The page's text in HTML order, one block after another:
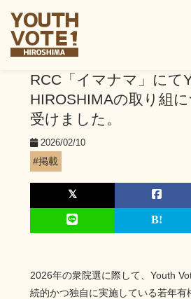
RCC「イマナマ」にて
HIROSHIMAの取り組
受けました。
2026/02/10
#掲載
2026年の衆院選に際して、Youth
続的かつ独自に実施している若年有